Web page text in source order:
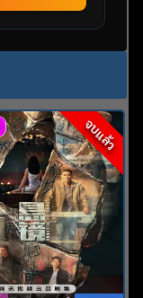
จบแล้ว